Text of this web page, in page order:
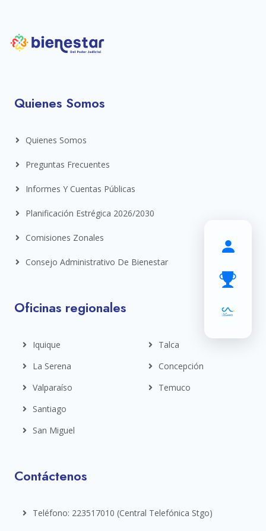
Quienes Somos
Quienes Somos
Preguntas Frecuentes
Informes Y Cuentas Públicas
Planificación Estrégica 2026/2030
Comisiones Zonales
Consejo Administrativo De Bienestar
Oficinas regionales
Iquique
La Serena
Valparaíso
Santiago
San Miguel
Talca
Concepción
Temuco
Contáctenos
Teléfono: 223517010 (central Telefónica Stgo)